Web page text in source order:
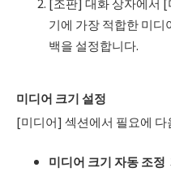
기에 가장 적합한 미
백을 설정합니다.
미디어 크기 설정
[미디어] 섹션에서 필요에 다
미디어 크기 자동 조정